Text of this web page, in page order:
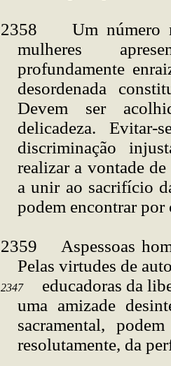
2358
Um número
mulheres
profundamente
desordenada
Devem ser
delicadeza.
discriminação
realizar a vontade
a unir ao sacrifício
podem encontrar por
2359 Aspessoas
Pelas virtudes de
2347 educadoras da
uma amizade
sacramental,
resolutamente, da